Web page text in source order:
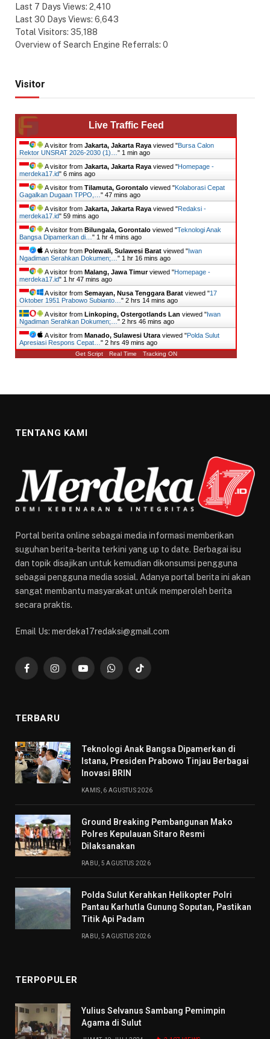
Last 7 Days Views: 2,410
Last 30 Days Views: 6,643
Total Visitors: 35,188
Overview of Search Engine Referrals: 0
Visitor
Live Traffic Feed
A visitor from Jakarta, Jakarta Raya viewed "Bursa Calon
Rektor UNSRAT 2026-2030 (1)… " 1 min ago
A visitor from Jakarta, Jakarta Raya viewed "Homepage -
merdeka17.id" 6 mins ago
A visitor from Tilamuta, Gorontalo viewed "Kolaborasi Cepat
Gagalkan Dugaan TPPO,… " 48 mins ago
A visitor from Jakarta, Jakarta Raya viewed "Redaksi -
merdeka17.id" 1 hr ago
A visitor from Bilungala, Gorontalo viewed "Teknologi Anak
Bangsa Dipamerkan di… " 1 hr 4 mins ago
A visitor from Polewali, Sulawesi Barat viewed " Iwan
Ngadiman Serahkan Dokumen;… " 1 hr 16 mins ago
A visitor from Malang, Jawa Timurviewed "Homepage -
merdeka17.id" 1 hr 47 mins ago
A visitor from Semayan, Nusa Tenggara Barat viewed "17
Oktober 1951 Prabowo Subianto… " 2 hrs 14 mins ago
A visitor from Linkoping, Ostergotlands Lan viewed " Iwan
Ngadiman Serahkan Dokumen;… " 2 hrs 46 mins ago
A visitor from Manado, Sulawesi Utara viewed "Polda Sulut
Apresiasi Respons Cepat… " 2 hrs 49 mins ago
Get Script Real Time Tracking ON
TENTANG KAMI
Portal berita online sebagai media informasi memberikan
suguhan berita-berita terkini yang up to date. Berbagai isu
dan topik disajikan untuk kemudian dikonsumsi pengguna
sebagai pengguna media sosial. Adanya portal berita ini akan
sangat membantu masyarakat untuk memperoleh berita
secara praktis.
Email Us: merdeka17redaksi@gmail.com
FacebookInstagramYouTubeWhatsAppTikTok
TERBARU
Teknologi Anak Bangsa Dipamerkan di
Istana, Presiden Prabowo Tinjau Berbagai
Inovasi BRIN
KAMIS, 6 AGUSTUS 2026
Ground Breaking Pembangunan Mako
Polres Kepulauan Sitaro Resmi
Dilaksanakan
RABU, 5 AGUSTUS 2026
Polda Sulut Kerahkan Helikopter Polri
Pantau Karhutla Gunung Soputan, Pastikan
Titik Api Padam
RABU, 5 AGUSTUS 2026
TERPOPULER
Yulius Selvanus Sambang Pemimpin
Agama di Sulut